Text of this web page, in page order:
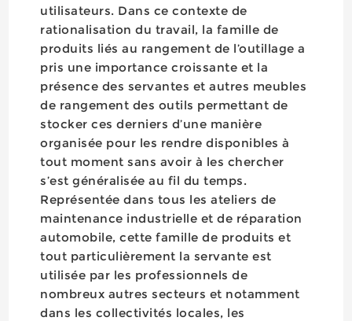
utilisateurs. Dans ce contexte de
rationalisation du travail, la famille de
produits liés au rangement de l’outillage a
pris une importance croissante et la
présence des servantes et autres meubles
de rangement des outils permettant de
stocker ces derniers d’une manière
organisée pour les rendre disponibles à
tout moment sans avoir à les chercher
s’est généralisée au fil du temps.
Représentée dans tous les ateliers de
maintenance industrielle et de réparation
automobile, cette famille de produits et
tout particulièrement la servante est
utilisée par les professionnels de
nombreux autres secteurs et notamment
dans les collectivités locales, les